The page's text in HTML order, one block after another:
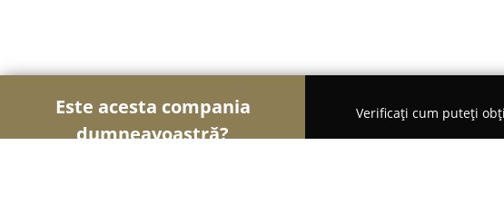
Este acesta compania
dumneavoastră?
Verificați cum puteți